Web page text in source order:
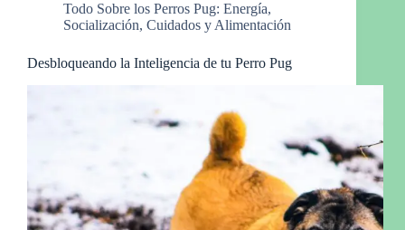
Todo Sobre los Perros Pug: Energía,
Socialización, Cuidados y Alimentación
Desbloqueando la Inteligencia de tu Perro Pug